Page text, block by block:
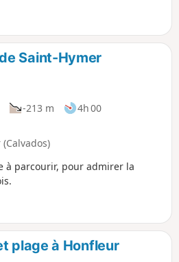
sur la
le
la mère
Saint-Hymer
-213 m
4h 00
à parcourir, pour admirer la
plage à Honfleur